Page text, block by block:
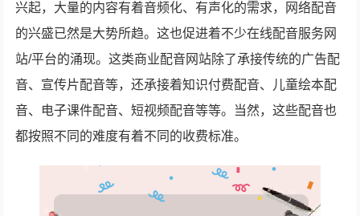
兴起，大量的内容有着音频化、有声化的需求，网络配音
的兴盛已然是大势所趋。这也促进着不少在线配音服务网
站/平台的涌现。这类商业配音网站除了承接传统的广告配
音、宣传片配音等，还承接着知识付费配音、儿童绘本配
音、电子课件配音、短视频配音等等。当然，这些配音也
都按照不同的难度有着不同的收费标准。